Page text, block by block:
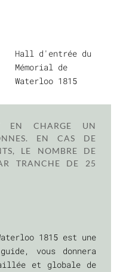
Hall d'entrée du
Mémorial de
Waterloo 1815
EN CHARGE UN
EN CAS DE
LE NOMBRE DE
TRANCHE DE 25
1815 est une
vous donnera
et globale de